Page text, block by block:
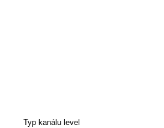
Typ kanálu level